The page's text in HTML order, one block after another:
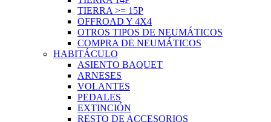
TIERRA >= 15P
OFFROAD Y 4X4
OTROS TIPOS DE NEUMÁTICOS
COMPRA DE NEUMÁTICOS
HABITÁCULO
ASIENTO BAQUET
ARNESES
VOLANTES
PEDALES
EXTINCIÓN
RESTO DE ACCESORIOS